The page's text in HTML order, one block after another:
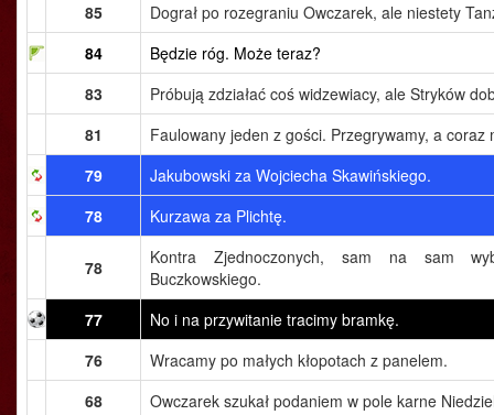
85
Dograł po rozegraniu Owczarek, ale niestety
84
Będzie róg. Może teraz?
83
Próbują zdziałać coś widzewiacy, ale Stryków
81
Faulowany jeden z gości. Przegrywamy, a coraz
79
Jakubowski za Wojciecha Skawińskiego.
78
Kurzawa za Plichtę.
78
Kontra Zjednoczonych, sam na sam
Buczkowskiego.
77
No i na przywitanie tracimy bramkę.
76
Wracamy po małych kłopotach z panelem.
68
Owczarek szukał podaniem w pole karne